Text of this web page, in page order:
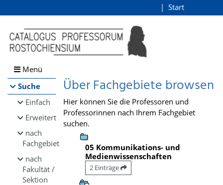
Browsen
direkt zum Inhalt
Start
Menü
Suche
Einfach
Erweitert
nach
Fachgebiet
nach
Fakultät /
Sektion
Über Fachgebiete browsen
Hier können Sie die Professoren und
Professorinnen nach Ihrem Fachgebiet
suchen.
05 Kommunikations- und
Medienwissenschaften
2 Einträge